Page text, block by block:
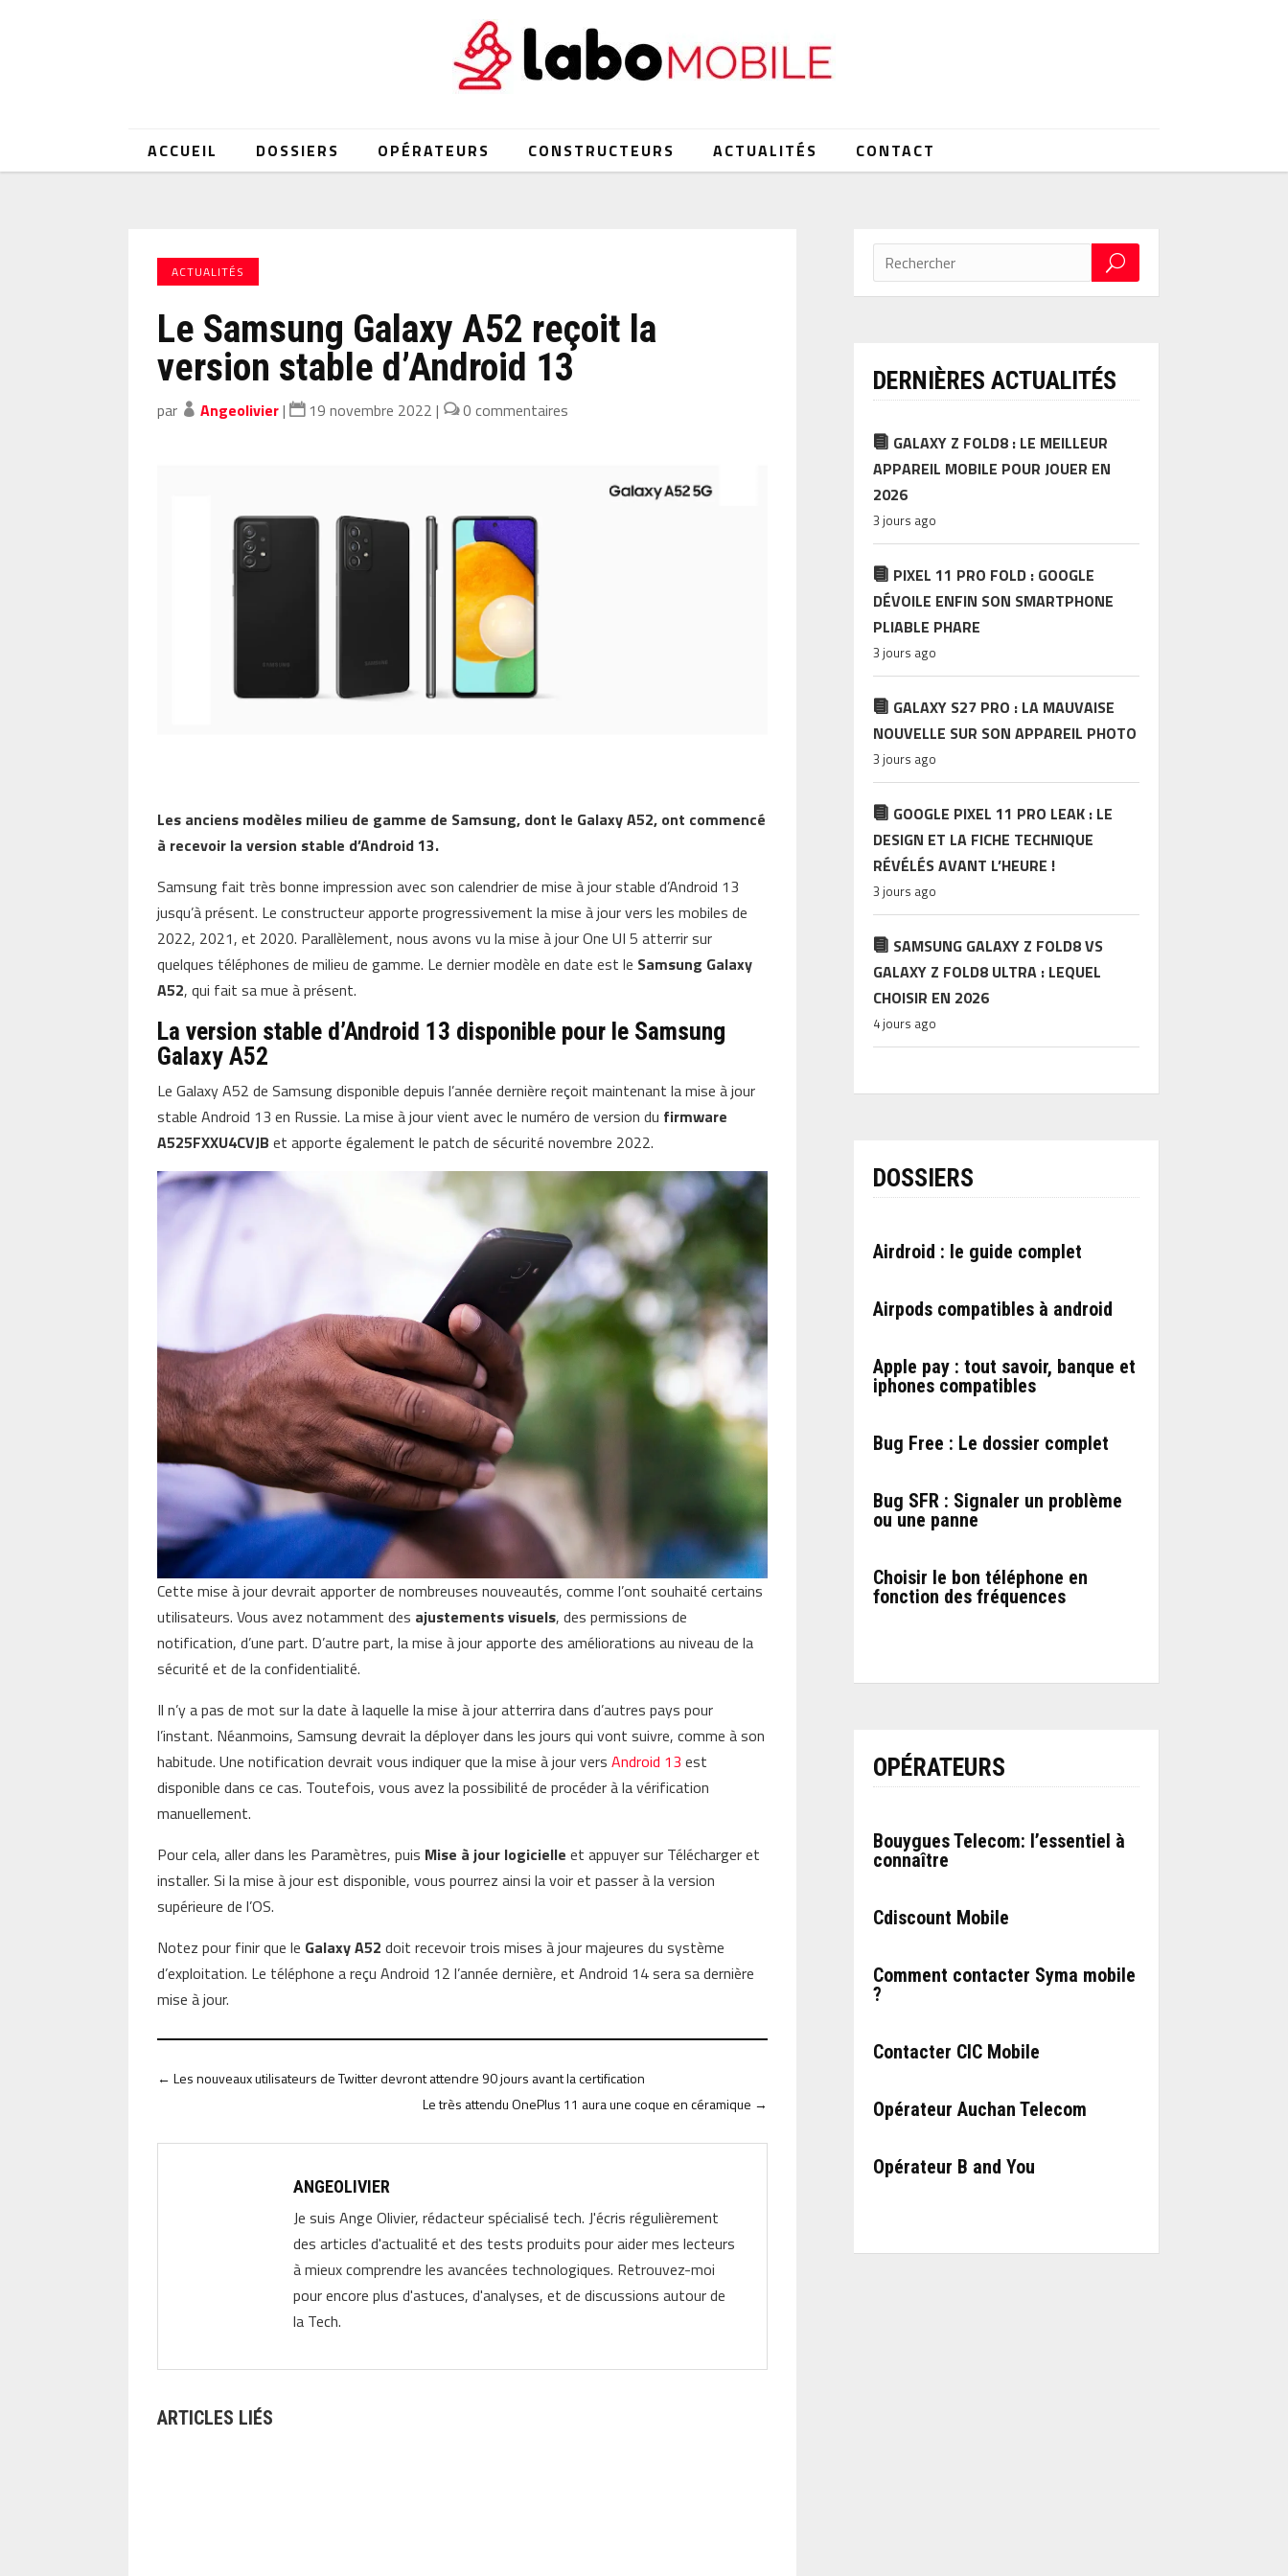
ACCUEIL DOSSIERS OPÉRATEURS CONSTRUCTEURS ACTUALITÉS CONTACT
ACTUALITÉS
Le Samsung Galaxy A52 reçoit la
version stable d’Android 13
par Angeolivier| 19 novembre 2022 | 0 commentaires
Les anciens modèles milieu de gamme de Samsung, dont le Galaxy A52, ont commencé
à recevoir la version stable d’Android 13.
Samsung fait très bonne impression avec son calendrier de mise à jour stable d’Android 13
jusqu’à présent. Le constructeur apporte progressivement la mise à jour vers les mobiles de
2022, 2021, et 2020. Parallèlement, nous avons vu la mise à jour One UI 5 atterrir sur
quelques téléphones de milieu de gamme. Le dernier modèle en date est le Samsung Galaxy
A52, qui fait sa mue à présent.
La version stable d’Android 13 disponible pour le Samsung
Galaxy A52
Le Galaxy A52 de Samsung disponible depuis l’année dernière reçoit maintenant la mise à jour
stable Android 13 en Russie. La mise à jour vient avec le numéro de version du firmware
A525FXXU4CVJB et apporte également le patch de sécurité novembre 2022.
Cette mise à jour devrait apporter de nombreuses nouveautés, comme l’ont souhaité certains
utilisateurs. Vous avez notamment des ajustements visuels, des permissions de
notification, d’une part. D’autre part, la mise à jour apporte des améliorations au niveau de la
sécurité et de la confidentialité.
Il n’y a pas de mot sur la date à laquelle la mise à jour atterrira dans d’autres pays pour
l’instant. Néanmoins, Samsung devrait la déployer dans les jours qui vont suivre, comme à son
habitude. Une notification devrait vous indiquer que la mise à jour versAndroid 13 est
disponible dans ce cas. Toutefois, vous avez la possibilité de procéder à la vérification
manuellement.
Pour cela, aller dans les Paramètres, puis Mise à jour logicielle et appuyer sur Télécharger et
installer. Si la mise à jour est disponible, vous pourrez ainsi la voir et passer à la version
supérieure de l’OS.
Notez pour finir que le Galaxy A52 doit recevoir trois mises à jour majeures du système
d’exploitation. Le téléphone a reçu Android 12 l’année dernière, et Android 14 sera sa dernière
mise à jour.
←Les nouveaux utilisateurs de Twitter devront attendre 90 jours avant la certification
Le très attendu OnePlus 11 aura une coque en céramique →
ANGEOLIVIER
Je suis Ange Olivier, rédacteur spécialisé tech. J'écris régulièrement
des articles d'actualité et des tests produits pour aider mes lecteurs
à mieux comprendre les avancées technologiques. Retrouvez-moi
pour encore plus d'astuces, d'analyses, et de discussions autour de
la Tech.
ARTICLES LIÉS
DERNIÈRES ACTUALITÉS
GALAXY Z FOLD8 : LE MEILLEUR
APPAREIL MOBILE POUR JOUER EN
2026
3 jours ago
PIXEL 11 PRO FOLD : GOOGLE
DÉVOILE ENFIN SON SMARTPHONE
PLIABLE PHARE
3 jours ago
GALAXY S27 PRO : LA MAUVAISE
NOUVELLE SUR SON APPAREIL PHOTO
3 jours ago
GOOGLE PIXEL 11 PRO LEAK : LE
DESIGN ET LA FICHE TECHNIQUE
RÉVÉLÉS AVANT L’HEURE !
3 jours ago
SAMSUNG GALAXY Z FOLD8 VS
GALAXY Z FOLD8 ULTRA : LEQUEL
CHOISIR EN 2026
4 jours ago
DOSSIERS
Airdroid : le guide complet
Airpods compatibles à android
Apple pay : tout savoir, banque et
iphones compatibles
Bug Free : Le dossier complet
Bug SFR : Signaler un problème
ou une panne
Choisir le bon téléphone en
fonction des fréquences
OPÉRATEURS
Bouygues Telecom: l’essentiel à
connaître
Cdiscount Mobile
Comment contacter Syma mobile
?
Contacter CIC Mobile
Opérateur Auchan Telecom
Opérateur B and You